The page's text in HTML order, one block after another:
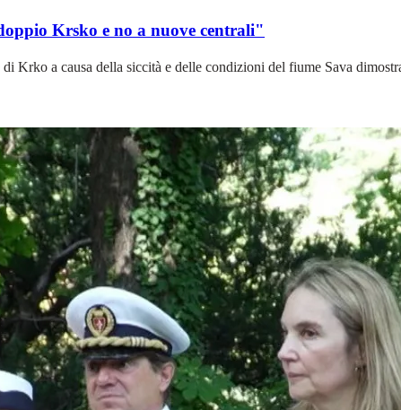
Krsko e no a nuove centrali"
Krko a causa della siccità e delle condizioni del fiume Sava